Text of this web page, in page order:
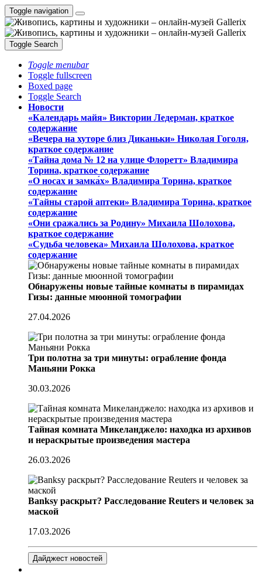
Toggle navigation
Toggle Search
Toggle menubar
Toggle fullscreen
Boxed page
Toggle Search
Новости
«Календарь майя» Виктории Ледерман, краткое
содержание
«Вечера на хуторе близ Диканьки» Николая Гоголя,
краткое содержание
«Тайна дома № 12 на улице Флоретт» Владимира
Торина, краткое содержание
«О носах и замка́х» Владимира Торина, краткое
содержание
«Тайны старой аптеки» Владимира Торина, краткое
содержание
«Они сражались за Родину» Михаила Шолохова,
краткое содержание
«Судьба человека» Михаила Шолохова, краткое
содержание
Обнаружены новые тайные комнаты в пирамидах
Гизы: данные мюонной томографии
27.04.2026
Три полотна за три минуты: ограбление фонда
Маньяни Рокка
30.03.2026
Тайная комната Микеланджело: находка из архивов
и нераскрытые произведения мастера
26.03.2026
Banksy раскрыт? Расследование Reuters и человек за
маской
17.03.2026
Дайджест новостей